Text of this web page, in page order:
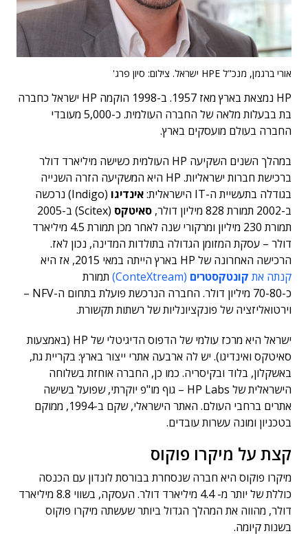
אורי ברגמן, מנכ"ל HPE ישראל. צילום: סיון פרג'
HP נמצאת בארץ מאז 1957. ב-1998 הוקמה HP ישראל כחברה
בת בבעלות מלאה של החברה העולמית. כ-5,000 מעובדי
החברה בעולם מועסקים בארץ.
במהלך השנים השקיעה HP העולמית כשישה מיליארד דולר
ברכישת חברות ישראליות. HP היא המשקיעה הזרה השנייה
בגודלה בתעשיית ה-IT הישראלית:
אינדיגו
(Indigo) נרכשה
ב-2002 תמורת 828 מיליון דולר,
סאיטקס
(Scitex) ב-2005
תמורת 230 מיליון ומרקורי שנה לאחר מכן תמורת 4.5 מיליארד
דולר – עסקת המזומן הגדולה בתולדות המדינה, נכון לאז.
הרכישה האחרונה של HP בארץ הייתה במאי 2015, אז היא
קנתה את קונטקסטרים (ConteXtream)
תמורת
כ-70-80 מיליון דולר. החברה הנרכשת פועלת בתחום ה-NFV –
וירטואליזציה של פונקציונליות של רשתות תקשורת.
ישראל היא מרכז עולמי של הדפוס הדיגיטלי של HP (באמצעות
סאיטקס ואינדיגו). יש לה ארבעה אתרי ייצור בארץ: בקריית גת,
באשקלון, בלוד ובקיסריה. כמו כן, החברה אוחזת בשלוחה
הישראלית של HP Labs – גוף מו"פ יוקרתי, שפועל בשישה
אתרים ברחבי העולם. האתר הישראלי, שקם ב-1994, ממוקם
בטכניון ומונה עשרות עובדים.
קצת על מיקרו פוקוס
מיקרו פוקוס היא חברה שנסחרת בבורסת לונדון עם הכנסה
כוללת של יותר מ- 4.4 מיליארד דולר. העסקה, בשווי 8.8 מיליארד
דולר, מהווה את המהלך הגדול ביותר שעשתה מיקרו פוקוס
בשנות קיומה.